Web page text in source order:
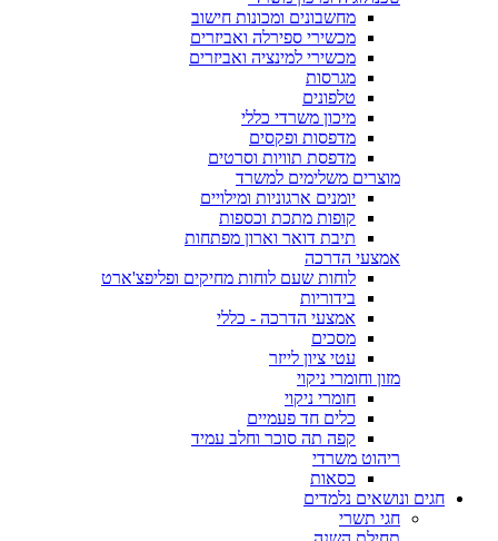
מחשבונים ומכונות חישוב
מכשירי ספירלה ואביזרים
מכשירי למינציה ואביזרים
מגרסות
טלפונים
מיכון משרדי כללי
מדפסות ופקסים
מדפסת תוויות וסרטים
מוצרים משלימים למשרד
יומנים ארגוניות ומילויים
קופות מתכת וכספות
תיבת דואר וארון מפתחות
אמצעי הדרכה
לוחות שעם לוחות מחיקים ופליפצ'ארט
בידוריות
אמצעי הדרכה - כללי
מסכים
עטי ציון לייזר
מזון וחומרי ניקוי
חומרי ניקוי
כלים חד פעמיים
קפה תה סוכר וחלב עמיד
ריהוט משרדי
כסאות
חגים ונושאים נלמדים
חגי תשרי